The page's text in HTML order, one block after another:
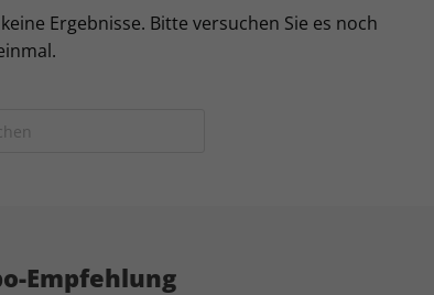
Ergebnisse. Bitte versuchen Sie es noch
Empfehlung